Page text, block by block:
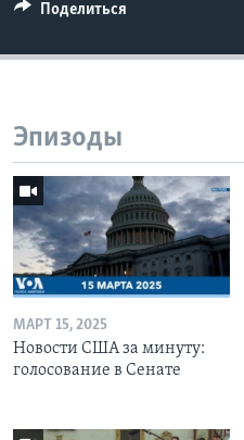
Поделиться
Эпизоды
МАРТ 15, 2025
Новости США за минуту:
голосование в Сенате